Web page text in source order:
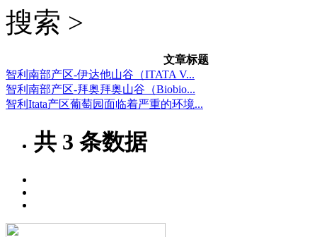
搜索 >
文章标题
智利南部产区-伊达他山谷（ITATA V...
智利南部产区-拜奥拜奥山谷（Biobio...
智利Itata产区葡萄园面临着严重的环境...
共 3 条数据